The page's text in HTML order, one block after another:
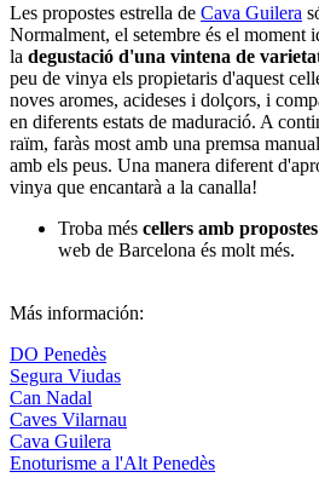
Les propostes estrella de Cava Guilera
Normalment, el setembre és el moment
la degustació d'una vintena de
peu de vinya els propietaris d'aquest
noves aromes, acideses i dolçors, i
en diferents estats de maduració. A
raïm, faràs most amb una premsa
amb els peus. Una manera diferent
vinya que encantarà a la canalla!
Troba més cellers amb
web de Barcelona és molt més.
Más información:
DO Penedès
Segura Viudas
Can Nadal
Caves Vilarnau
Cava Guilera
Enoturisme a l'Alt Penedès